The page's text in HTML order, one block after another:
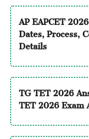
AP EAPCET
Dates, Process,
Details
TG TET 2026
TET 2026 Exam